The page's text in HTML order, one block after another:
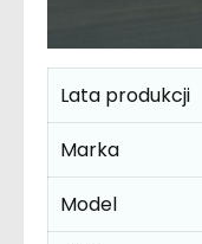
Lata produkcji
Marka
Model